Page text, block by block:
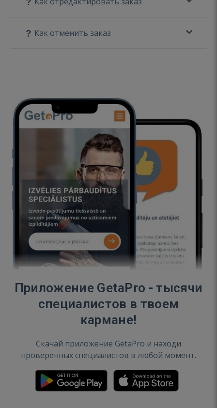
Как отменить заказ
Приложение GetaPro - тысячи
специалистов в твоем
кармане!
Скачай приложение GetaPro и находи
проверенных специалистов в любой момент.